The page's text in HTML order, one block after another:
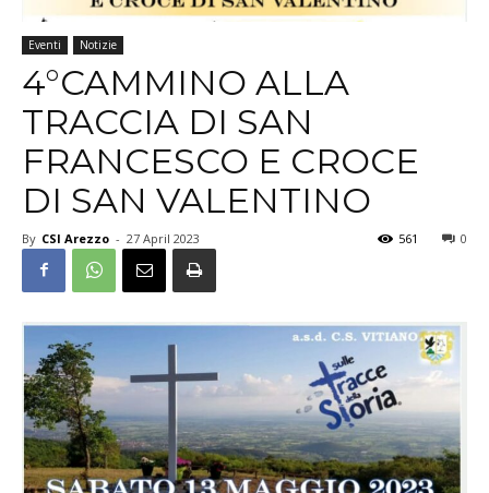
Eventi Notizie
4°CAMMINO ALLA
TRACCIA DI SAN
FRANCESCO E CROCE
DI SAN VALENTINO
By CSI Arezzo - 27 April 2023 0
561